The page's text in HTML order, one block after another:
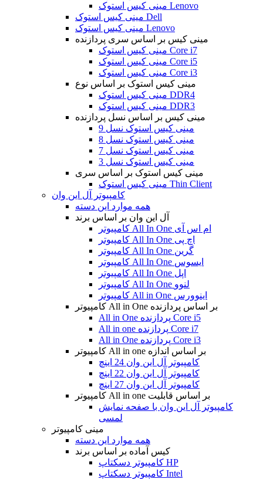
مینی کیس استوک Lenovo
مینی کیس استوک Dell
مینی کیس استوک Lenovo
مینی کیس بر اساس سری پردازنده
مینی کیس استوک Core i7
مینی کیس استوک Core i5
مینی کیس استوک Core i3
مینی کیس استوک بر اساس نوع
مینی کیس استوک DDR4
مینی کیس استوک DDR3
مینی کیس بر اساس نسل پردازنده
مینی کیس استوک نسل 9
مینی کیس استوک نسل 8
مینی کیس استوک نسل 7
مینی کیس استوک نسل 3
مینی کیس استوک بر اساس سری
مینی کیس استوک Thin Client
کامپیوتر آل این وان
همه موارد این دسته
آل این وان بر اساس برند
کامپیوتر All In One ام اس آی
کامپیوتر All In One اچ پی
کامپیوتر All In One گرین
کامپیوتر All In One ایسوس
کامپیوتر All In One اپل
کامپیوتر All In One لنوو
کامپیوتر All in One اینوورس
کامپیوتر All in One بر اساس پردازنده
All in One پردازنده Core i5
All in one پردازنده Core i7
All in One پردازنده Core i3
کامپیوتر All in one بر اساس اندازه
کامپیوتر آل این وان 24 اینچ
کامپیوتر آل این وان 22 اینچ
کامپیوتر آل این وان 27 اینچ
کامپیوتر All in one بر اساس قابلیت
کامپیوتر آل این وان با صفحه نمایش
لمسی
مینی کامپیوتر
همه موارد این دسته
کیس آماده بر اساس برند
کامپیوتر دسکتاپ HP
کامپیوتر دسکتاپ Intel